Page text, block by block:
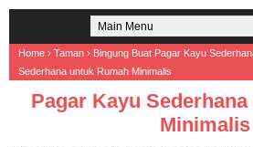
Home › Taman › Bingung Buat Pagar Kayu
Sederhana untuk Rumah Minimalis
Pagar Kayu
Minimalis